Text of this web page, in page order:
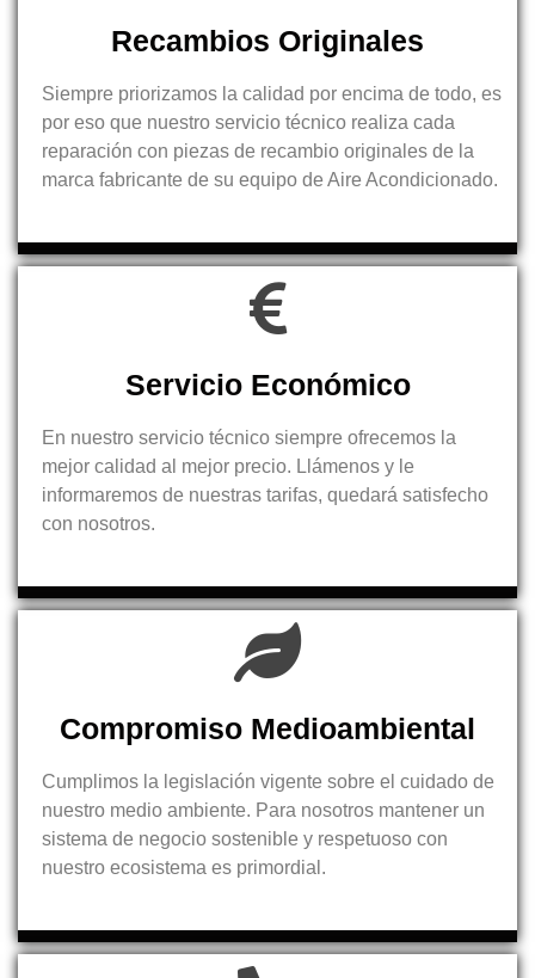
Recambios Originales
Siempre priorizamos la calidad por encima de todo, es
por eso que nuestro servicio técnico realiza cada
reparación con piezas de recambio originales de la
marca fabricante de su equipo de Aire Acondicionado.
Servicio Económico
En nuestro servicio técnico siempre ofrecemos la
mejor calidad al mejor precio. Llámenos y le
informaremos de nuestras tarifas, quedará satisfecho
con nosotros.
Compromiso Medioambiental
Cumplimos la legislación vigente sobre el cuidado de
nuestro medio ambiente. Para nosotros mantener un
sistema de negocio sostenible y respetuoso con
nuestro ecosistema es primordial.